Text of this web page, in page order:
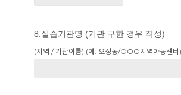
8.실습기관명 (기관 구한 경우 작성)
(지역 / 기관이름) (예. 오정동/OOO지역아동센터)